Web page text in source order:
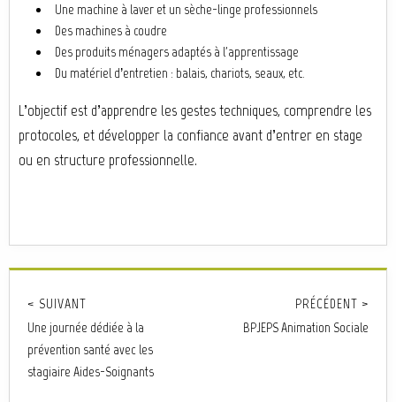
Une machine à laver et un sèche-linge professionnels
Des machines à coudre
Des produits ménagers adaptés à l'apprentissage
Du matériel d’entretien : balais, chariots, seaux, etc.
L’objectif est d’apprendre les gestes techniques, comprendre les
protocoles, et développer la confiance avant d’entrer en stage
ou en structure professionnelle.
< SUIVANT
Une journée dédiée à la
prévention santé avec les
stagiaire Aides-Soignants
PRÉCÉDENT >
BPJEPS Animation Sociale